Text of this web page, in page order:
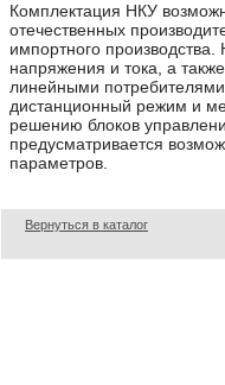
Комплектация НКУ
отечественных
импортного
напряжения и тока, а
линейными
дистанционный режим и
решению блоков
предусматривается
параметров.
Вернуться в каталог